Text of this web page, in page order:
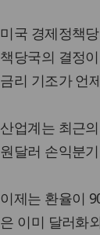
미국 경제정책
책당국의 결정
금리 기조가 언
산업계는 최근
원달러 손익분
이제는 환율이
은 이미 달러화